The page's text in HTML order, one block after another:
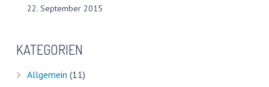
22. September 2015
KATEGORIEN
Allgemein (11)